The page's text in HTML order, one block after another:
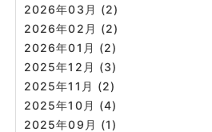
2026年03月 (2)
2026年02月 (2)
2026年01月 (2)
2025年12月 (3)
2025年11月 (2)
2025年10月 (4)
2025年09月 (1)